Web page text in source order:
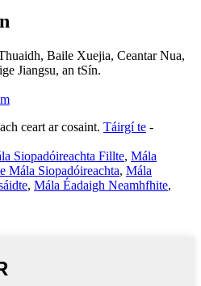
Baile Xuejia, Ceantar Nua,
Jiangsu, an tSín.
ceart ar cosaint. Táirgí te -
Siopadóireachta Fillte, Mála
Mála Siopadóireachta, Mála
, Mála Éadaigh Neamhfhite,